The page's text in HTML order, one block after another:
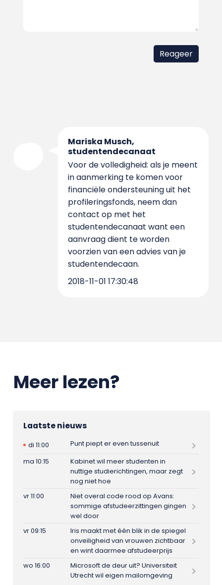
Mariska Musch,
studentendecanaat
Voor de volledigheid: als je meent
in aanmerking te komen voor
financiële ondersteuning uit het
profileringsfonds, neem dan
contact op met het
studentendecanaat want een
aanvraag dient te worden
voorzien van een advies van je
studentendecaan.
2018-11-01 17:30:48
Meer lezen?
Laatste nieuws
di 11:00
Punt piept er even tussenuit
ma 10:15
Kabinet wil meer studenten in
nuttige studierichtingen, maar zegt
nog niet hoe
vr 11:00
Niet overal code rood op Avans:
sommige afstudeerzittingen gingen
wel door
vr 09:15
Iris maakt met één blik in de spiegel
onveiligheid van vrouwen zichtbaar
en wint daarmee afstudeerprijs
wo 16:00
Microsoft de deur uit? Universiteit
Utrecht wil eigen mailomgeving